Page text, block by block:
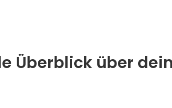
Überblick über